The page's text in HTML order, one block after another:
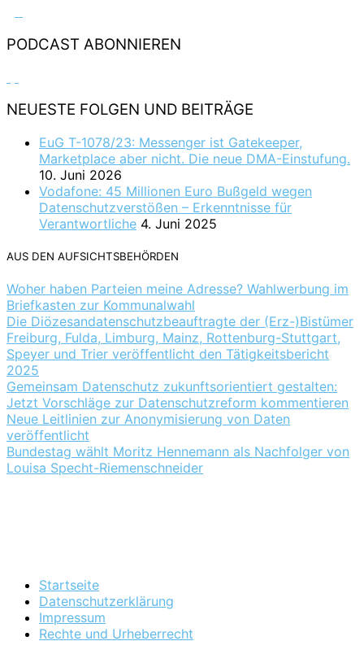
PODCAST ABONNIEREN
NEUESTE FOLGEN UND BEITRÄGE
EuG T-1078/23: Messenger ist Gatekeeper,
Marketplace aber nicht. Die neue DMA-Einstufung.
10. Juni 2026
Vodafone: 45 Millionen Euro Bußgeld wegen
Datenschutzverstößen – Erkenntnisse für
Verantwortliche 4. Juni 2025
AUS DEN AUFSICHTSBEHÖRDEN
Woher haben Parteien meine Adresse? Wahlwerbung im
Briefkasten zur Kommunalwahl
Die Diözesandatenschutzbeauftragte der (Erz-)Bistümer
Freiburg, Fulda, Limburg, Mainz, Rottenburg-Stuttgart,
Speyer und Trier veröffentlicht den Tätigkeitsbericht
2025
Gemeinsam Datenschutz zukunftsorientiert gestalten:
Jetzt Vorschläge zur Datenschutzreform kommentieren
Neue Leitlinien zur Anonymisierung von Daten
veröffentlicht
Bundestag wählt Moritz Hennemann als Nachfolger von
Louisa Specht-Riemenschneider
Startseite
Datenschutzerklärung
Impressum
Rechte und Urheberrecht